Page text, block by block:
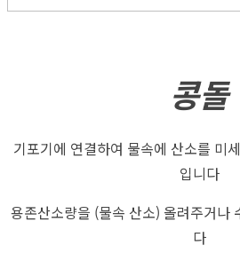
콩돌
기포기에 연결하여 물속에 산소를 미
입니다
용존산소량을 (물속 산소) 올려주거나
다